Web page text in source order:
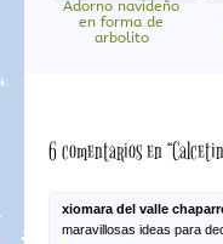
Adorno navideño
en forma de
arbolito
6 comentarios en
xiomara del valle
maravillosas ideas para